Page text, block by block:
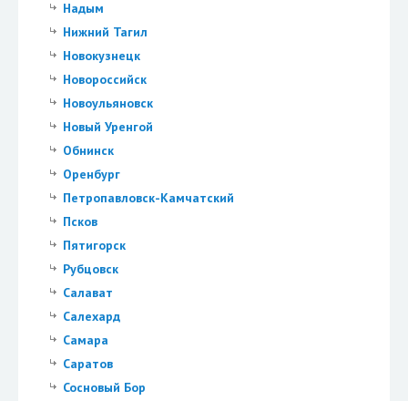
Надым
Нижний Тагил
Новокузнецк
Новороссийск
Новоульяновск
Новый Уренгой
Обнинск
Оренбург
Петропавловск-Камчатский
Псков
Пятигорск
Рубцовск
Салават
Салехард
Самара
Саратов
Сосновый Бор